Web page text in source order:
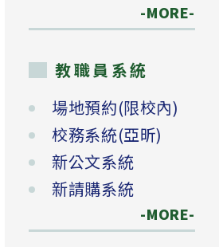
-MORE-
教職員系統
場地預約(限校內)
校務系統(亞昕)
新公文系統
新請購系統
-MORE-